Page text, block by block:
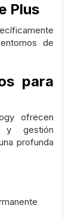
Plus
de
para
ofrecen
y gestión
profunda